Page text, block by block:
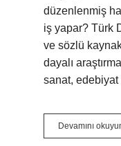
düzenlenmiş
iş yapar? Türk
ve sözlü
dayalı
sanat,
Devamını